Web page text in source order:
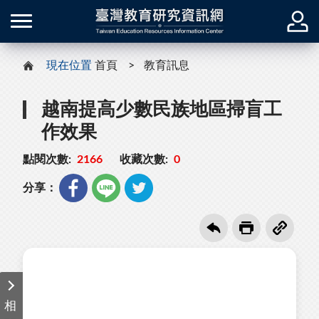
現在位置 首頁 教育訊息
越南提高少數民族地區掃盲工
作效果
點閱次數: 2166 收藏次數: 0
分享：
相